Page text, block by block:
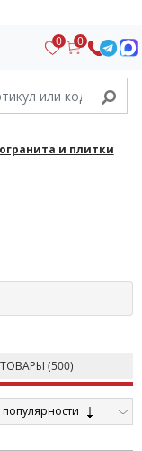
0 0
и плитки
ТОВАРЫ (500)
популярности